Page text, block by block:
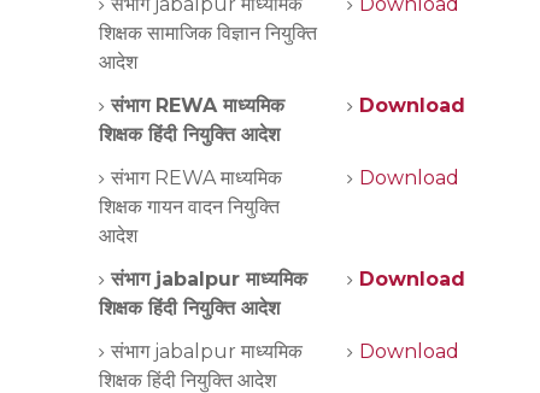
शिक्षक सामाजिक विज्ञान नियुक्ति
आदेश
संभाग REWA माध्यमिक
शिक्षक हिंदी नियुक्ति आदेश
Download
संभाग REWA माध्यमिक
शिक्षक गायन वादन नियुक्ति
आदेश
Download
संभाग jabalpur माध्यमिक
शिक्षक हिंदी नियुक्ति आदेश
Download
संभाग jabalpur माध्यमिक
शिक्षक हिंदी नियुक्ति आदेश
Download